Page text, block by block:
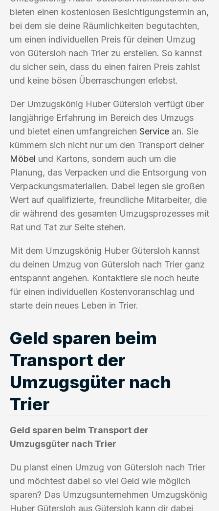
bieten einen kostenlosen Besichtigungstermin an,
bei dem sie deine Räumlichkeiten begutachten,
um einen individuellen Preis für deinen Umzug
von Gütersloh nach Trier zu erstellen. So kannst
du sicher sein, dass du einen fairen Preis zahlst
und keine bösen Überraschungen erlebst.
Der Umzugskönig Huber Gütersloh verfügt über
langjährige Erfahrung im Bereich des Umzugs
und bietet einen umfangreichen Service an. Sie
kümmern sich nicht nur um den Transport deiner
Möbel und Kartons, sondern auch um die
Planung, das Verpacken und die Entsorgung von
Verpackungsmaterialien. Dabei legen sie großen
Wert auf qualifizierte, freundliche Mitarbeiter, die
dir während des gesamten Umzugsprozesses mit
Rat und Tat zur Seite stehen.
Mit dem Umzugskönig Huber Gütersloh kannst
du deinen Umzug von Gütersloh nach Trier ganz
entspannt angehen. Kontaktiere sie noch heute
für einen individuellen Kostenvoranschlag und
starte dein neues Leben in Trier.
Geld sparen beim
Transport der
Umzugsgüter nach
Trier
Geld sparen beim Transport der
Umzugsgüter nach Trier
Du planst einen Umzug von Gütersloh nach Trier
und möchtest dabei so viel Geld wie möglich
sparen? Das Umzugsunternehmen Umzugskönig
Huber Gütersloh aus Gütersloh kann dir dabei